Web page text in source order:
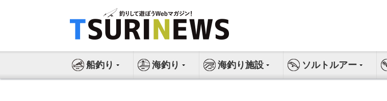
ス
船釣り 海釣り 海釣り施設 ソルトルアー